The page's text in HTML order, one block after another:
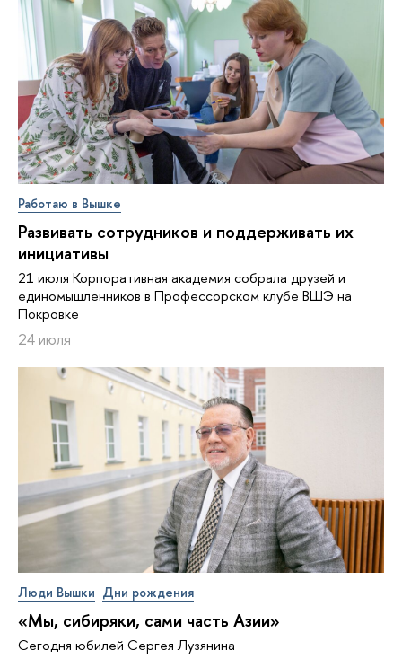
Работаю в Вышке
Развивать сотрудников и поддерживать их
инициативы
21 июля Корпоративная академия собрала друзей и
единомышленников в Профессорском клубе ВШЭ на
Покровке
24 июля
Люди Вышки Дни рождения
«Мы, сибиряки, сами часть Азии»
Сегодня юбилей Сергея Лузянина